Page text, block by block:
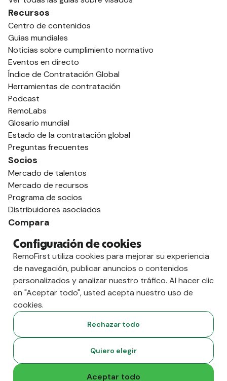
Recursos
Centro de contenidos
Guías mundiales
Noticias sobre cumplimiento normativo
Eventos en directo
Índice de Contratación Global
Herramientas de contratación
Podcast
RemoLabs
Glosario mundial
Estado de la contratación global
Preguntas frecuentes
Socios
Mercado de talentos
Mercado de recursos
Programa de socios
Distribuidores asociados
Compara
vs. Remoto
vs. Ostra
vs. Multiplicador
Configuración de cookies
RemoFirst utiliza cookies para mejorar su experiencia
de navegación, publicar anuncios o contenidos
personalizados y analizar nuestro tráfico. Al hacer clic
en "Aceptar todo", usted acepta nuestro uso de
cookies.
Rechazar todo
Quiero elegir
Aceptar todo